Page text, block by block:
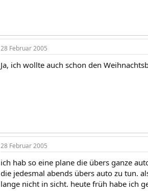
28 Februar 2005
Ja, ich wollte auch schon den
28 Februar 2005
ich hab so eine plane die übers ganze
die jedesmal abends übers auto zu tun.
lange nicht in sicht. heute früh habe ich